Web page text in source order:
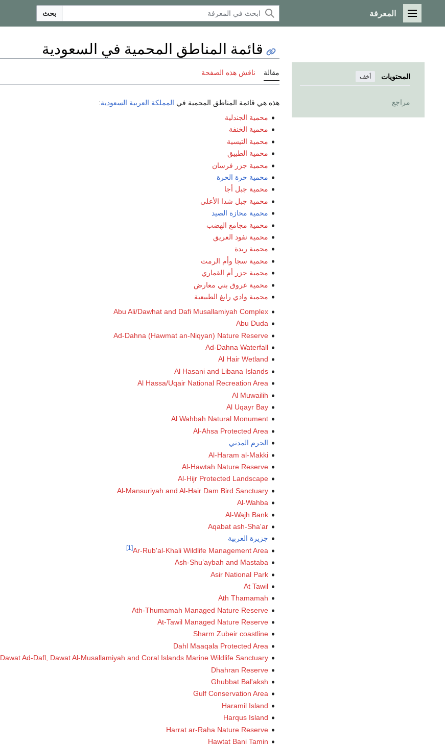
القائمة الرئيسية
المعرفة بحث
المحتويات أخف
مراجع
قائمة المناطق المحمية في السعودية
مقالة ناقش هذه الصفحة
هذه هي قائمة المناطق المحمية في المملكة العربية السعودية:
محمية الجندلية
محمية الخنفة
محمية التيسية
محمية الطبيق
محمية جزر فرسان
محمية حرة الحرة
محمية جبل أجا
محمية جبل شدا الأعلى
محمية محازة الصيد
محمية مجامع الهضب
محمية نفود العريق
محمية ريدة
محمية سجا وأم الرمث
محمية جزر أم القماري
محمية عروق بني معارض
محمية وادي رابغ الطبيعية
Abu Ali/Dawhat and Dafi Musallamiyah Complex
Abu Duda
Ad-Dahna (Hawmat an-Niqyan) Nature Reserve
Ad-Dahna Waterfall
Al Hair Wetland
Al Hasani and Libana Islands
Al Hassa/Uqair National Recreation Area
Al Muwailih
Al Uqayr Bay
Al Wahbah Natural Monument
Al-Ahsa Protected Area
الحرم المدني
Al-Haram al-Makki
Al-Hawtah Nature Reserve
Al-Hijr Protected Landscape
Al-Mansuriyah and Al-Hair Dam Bird Sanctuary
Al-Wahba
Al-Wajh Bank
Aqabat ash-Sha'ar
جزيرة العربية
Ar-Rub'al-Khali Wildlife Management Area
[1]
Ash-Shu’aybah and Mastaba
Asir National Park
At Tawil
Ath Thamamah
Ath-Thumamah Managed Nature Reserve
At-Tawil Managed Nature Reserve
Sharm Zubeir coastline
Dahl Maaqala Protected Area
Dawat Ad-Dafl, Dawat Al-Musallamiyah and Coral Islands Marine Wildlife Sanctuary
Dhahran Reserve
Ghubbat Bal'aksh
Gulf Conservation Area
Haramil Island
Harqus Island
Harrat ar-Raha Nature Reserve
Hawtat Bani Tamin